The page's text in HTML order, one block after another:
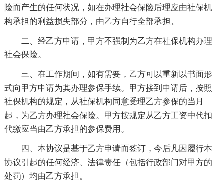
险而产生的任何状况，如在办理社会保险后理应由社保机
构承担的利益损失部分，由乙方自行全部承担。
二、经乙方申请，甲方不强制为乙方在社保机构办理
社会保险。
三、在工作期间，如有需要，乙方可以重新以书面形
式向甲方申请为其办理参保手续。甲方接到申请后，按照
社保机构的规定，从社保机构同意受理乙方参保的当月
起，为乙方办理社会保险。甲方按规定从乙方工资中代扣
代缴应当由乙方承担的参保费用。
四、本协议是基于乙方申请而签订，今后凡因履行本
协议引起的任何经济、法律责任（包括行政部门对甲方的
处罚）均由乙方承担。